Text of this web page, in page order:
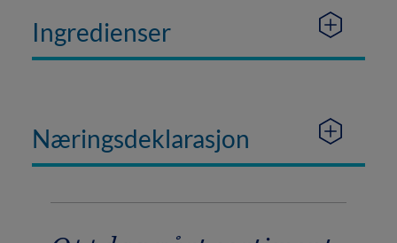
Ingredienser
Næringsdeklarasjon